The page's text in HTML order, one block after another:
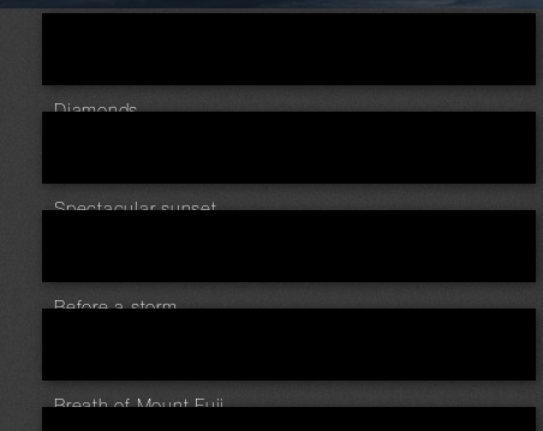
Diamonds
Spectacular sunset
Before a storm
Breath of Mount Fuji